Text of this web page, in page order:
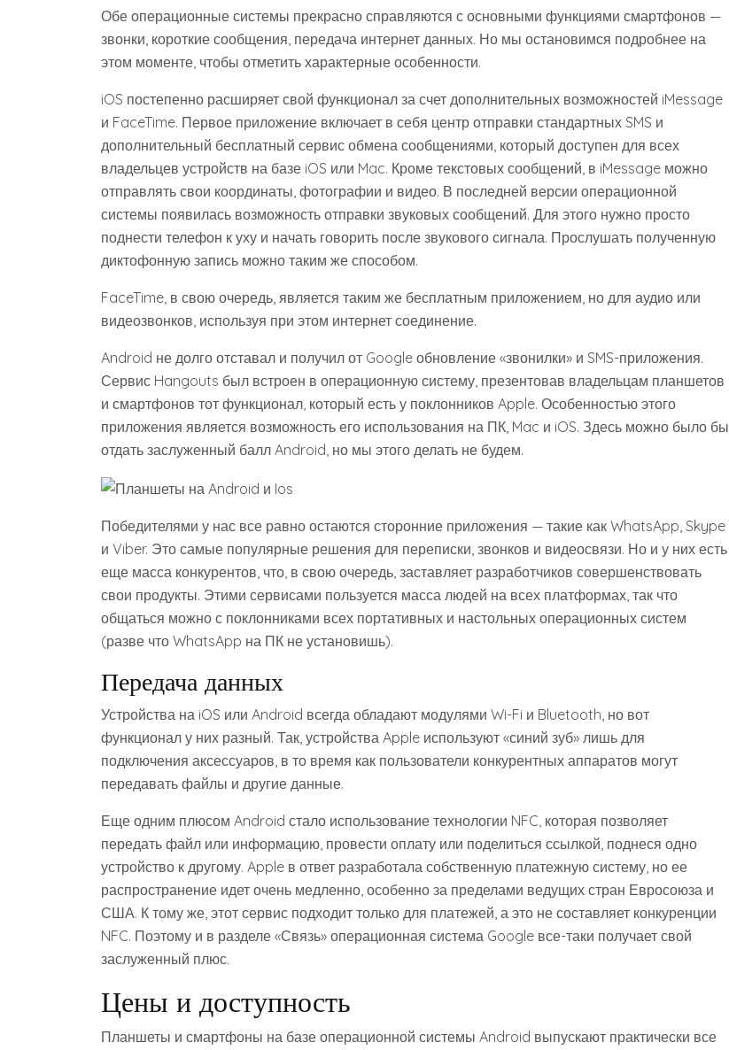
Обе операционные системы прекрасно справляются с основными функциями смартфонов —
звонки, короткие сообщения, передача интернет данных. Но мы остановимся подробнее на
этом моменте, чтобы отметить характерные особенности.
iOS постепенно расширяет свой функционал за счет дополнительных возможностей iMessage
и FaceTime. Первое приложение включает в себя центр отправки стандартных SMS и
дополнительный бесплатный сервис обмена сообщениями, который доступен для всех
владельцев устройств на базе iOS или Mac. Кроме текстовых сообщений, в iMessage можно
отправлять свои координаты, фотографии и видео. В последней версии операционной
системы появилась возможность отправки звуковых сообщений. Для этого нужно просто
поднести телефон к уху и начать говорить после звукового сигнала. Прослушать полученную
диктофонную запись можно таким же способом.
FaceTime, в свою очередь, является таким же бесплатным приложением, но для аудио или
видеозвонков, используя при этом интернет соединение.
Android не долго отставал и получил от Google обновление «звонилки» и SMS-приложения.
Сервис Hangouts был встроен в операционную систему, презентовав владельцам планшетов
и смартфонов тот функционал, который есть у поклонников Apple. Особенностью этого
приложения является возможность его использования на ПК, Mac и iOS. Здесь можно было бы
отдать заслуженный балл Android, но мы этого делать не будем.
Победителями у нас все равно остаются сторонние приложения — такие как WhatsApp, Skype
и Viber. Это самые популярные решения для переписки, звонков и видеосвязи. Но и у них есть
еще масса конкурентов, что, в свою очередь, заставляет разработчиков совершенствовать
свои продукты. Этими сервисами пользуется масса людей на всех платформах, так что
общаться можно с поклонниками всех портативных и настольных операционных систем
(разве что WhatsApp на ПК не установишь).
Передача данных
Устройства на iOS или Android всегда обладают модулями Wi-Fi и Bluetooth, но вот
функционал у них разный. Так, устройства Apple используют «синий зуб» лишь для
подключения аксессуаров, в то время как пользователи конкурентных аппаратов могут
передавать файлы и другие данные.
Еще одним плюсом Android стало использование технологии NFC, которая позволяет
передать файл или информацию, провести оплату или поделиться ссылкой, поднеся одно
устройство к другому. Apple в ответ разработала собственную платежную систему, но ее
распространение идет очень медленно, особенно за пределами ведущих стран Евросоюза и
США. К тому же, этот сервис подходит только для платежей, а это не составляет конкуренции
NFC. Поэтому и в разделе «Связь» операционная система Google все-таки получает свой
заслуженный плюс.
Цены и доступность
Планшеты и смартфоны на базе операционной системы Android выпускают практически все